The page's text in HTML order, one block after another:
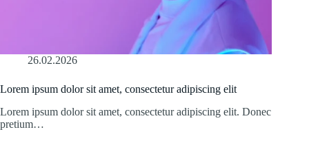
26.02.2026
Lorem ipsum dolor sit amet, consectetur adipiscing elit
Lorem ipsum dolor sit amet, consectetur adipiscing elit. Donec
pretium…